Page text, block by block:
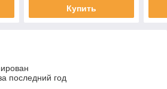
Купить
последний год